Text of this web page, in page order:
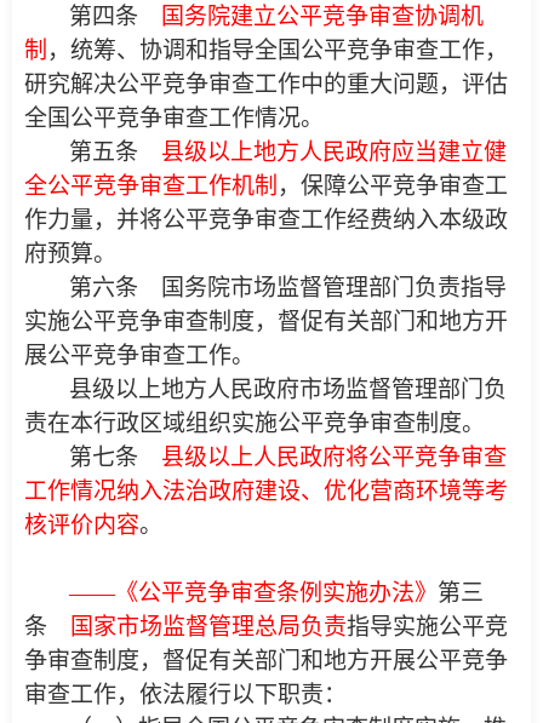
第四条
国务院建立公平竞争审查协调机
制 ，统筹、协调和指导全国公平竞争审查工作，
研究解决公平竞争审查工作中的重大问题，评估
全国公平竞争审查工作情况。
第五条 县级以上地方人民政府应当建立健
全公平竞争审查工作机制 ，保障公平竞争审查工
作力量，并将公平竞争审查工作经费纳入本级政
府预算。
第六条 国务院市场监督管理部门负责指导
实施公平竞争审查制度，督促有关部门和地方开
展公平竞争审查工作。
县级以上地方人民政府市场监督管理部门负
责在本行政区域组织实施公平竞争审查制度。
第七条 县级以上人民政府将公平竞争审查
工作情况纳入法治政府建设、优化营商环境等考
核评价内容。
——《公平竞争审查条例实施办法》 第三
条
国家市场监督管理总局负责指导实施公平竞
争审查制度，督促有关部门和地方开展公平竞争
审查工作，依法履行以下职责：